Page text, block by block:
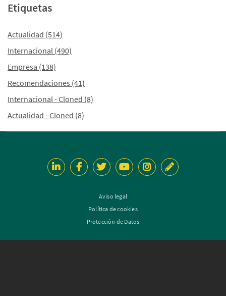
Etiquetas
Actualidad (514)
Internacional (490)
Empresa (138)
Recomendaciones (41)
Internacional - Cloned (8)
Actualidad - Cloned (8)
Aviso legal
Política de cookies
Protección de Datos